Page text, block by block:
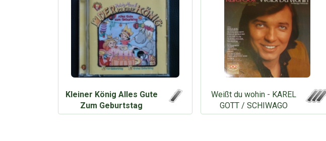
Kleiner König Alles Gute
Zum Geburtstag
Weißt du wohin - KAREL
GOTT / SCHIWAGO